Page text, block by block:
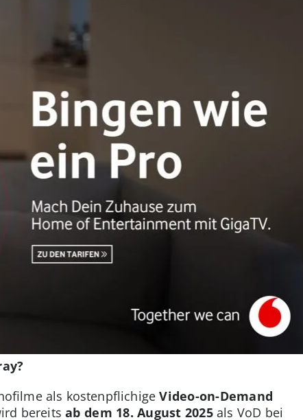
als kostenpflichigeVideo-on-Demand
bereitsab dem 18. August 2025als VoD bei